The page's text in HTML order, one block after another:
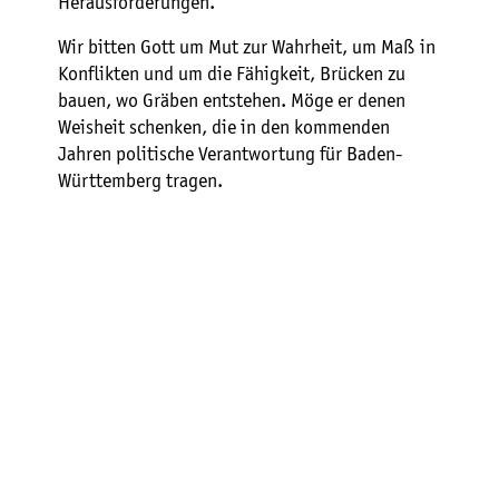
Wir bitten Gott um Mut zur Wahrheit, um Maß in
Konflikten und um die Fähigkeit, Brücken zu
bauen, wo Gräben entstehen. Möge er denen
Weisheit schenken, die in den kommenden
Jahren politische Verantwortung für Baden-
Württemberg tragen.